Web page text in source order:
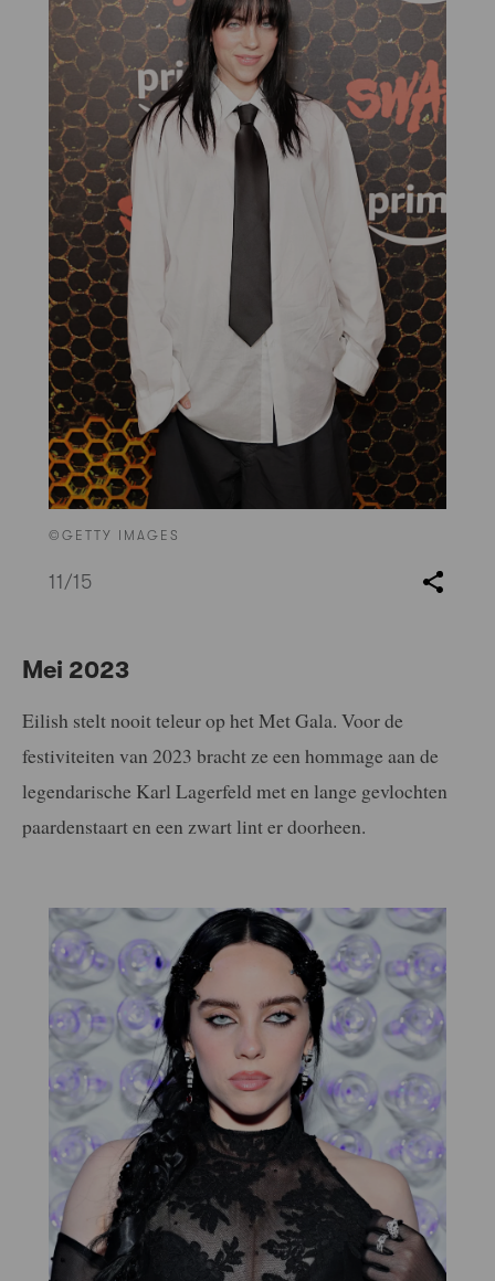
©GETTY IMAGES
11/15
Mei 2023
Eilish stelt nooit teleur op het Met Gala. Voor de
festiviteiten van 2023 bracht ze een hommage aan de
legendarische Karl Lagerfeld met en lange gevlochten
paardenstaart en een zwart lint er doorheen.